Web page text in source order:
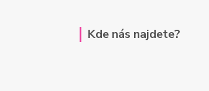
Kde nás najdete?